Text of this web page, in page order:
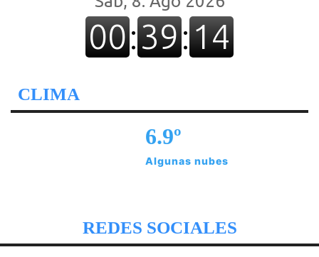
CLIMA
6.9º
Algunas nubes
REDES SOCIALES